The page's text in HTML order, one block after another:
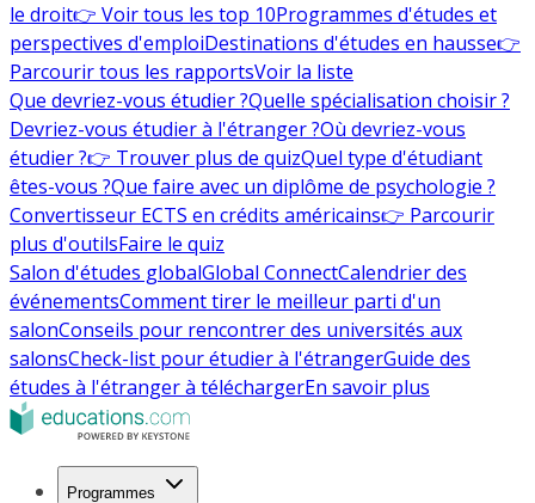
le droit👉 Voir tous les top 10Programmes d'études et
perspectives d'emploiDestinations d'études en hausse👉
Parcourir tous les rapportsVoir la liste
Que devriez-vous étudier ?Quelle spécialisation choisir ?
Devriez-vous étudier à l'étranger ?Où devriez-vous
étudier ?👉 Trouver plus de quizQuel type d'étudiant
êtes-vous ?Que faire avec un diplôme de psychologie ?
Convertisseur ECTS en crédits américains👉 Parcourir
plus d'outilsFaire le quiz
Salon d'études globalGlobal ConnectCalendrier des
événementsComment tirer le meilleur parti d'un
salonConseils pour rencontrer des universités aux
salonsCheck-list pour étudier à l'étrangerGuide des
études à l'étranger à téléchargerEn savoir plus
Programmes